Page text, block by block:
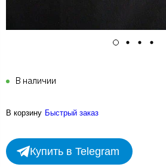
В наличии
В корзину Быстрый заказ
Купить в Telegram